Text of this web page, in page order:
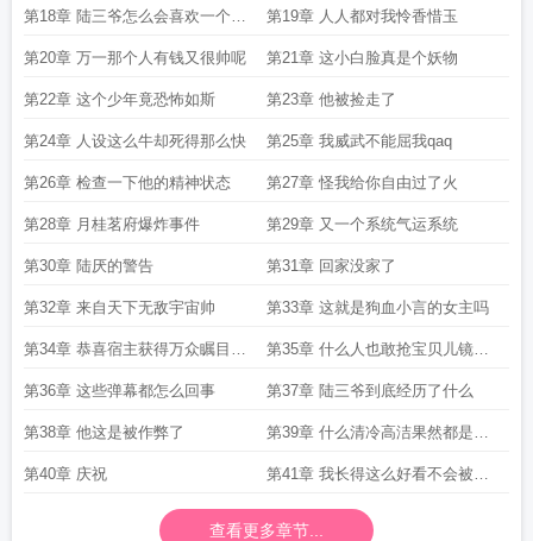
第18章 陆三爷怎么会喜欢一个男
的
第19章 人人都对我怜香惜玉
第20章 万一那个人有钱又很帅呢 第21章 这小白脸真是个妖物
第22章 这个少年竟恐怖如斯 第23章 他被捡走了
第24章 人设这么牛却死得那么快 第25章 我威武不能屈我qaq
第26章 检查一下他的精神状态 第27章 怪我给你自由过了火
第28章 月桂茗府爆炸事件 第29章 又一个系统气运系统
第30章 陆厌的警告 第31章 回家没家了
第32章 来自天下无敌宇宙帅 第33章 这就是狗血小言的女主吗
第34章 恭喜宿主获得万众瞩目光
环
第35章 什么人也敢抢宝贝儿镜头
了
第36章 这些弹幕都怎么回事 第37章 陆三爷到底经历了什么
第38章 他这是被作弊了 第39章 什么清冷高洁果然都是装
的
第40章 庆祝 第41章 我长得这么好看不会被强
取豪夺吧
查看更多章节...